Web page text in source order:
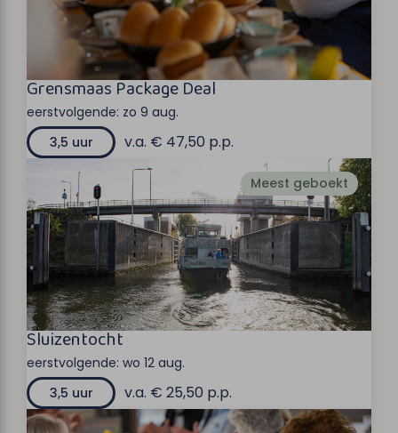
Grensmaas Package Deal
eerstvolgende: zo 9 aug.
3,5 uur
v.a. € 47,50 p.p.
Meest geboekt
Sluizentocht
eerstvolgende: wo 12 aug.
3,5 uur
v.a. € 25,50 p.p.